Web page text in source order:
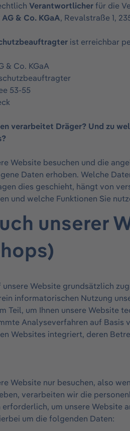
Verantwortlicher für die
& Co. KGaA, Revalstraße 1,
ist erreichbar
& Co. KGaA
53-55
verarbeitet Dräger? Und zu
Website besuchen und die
Daten erhoben. Welche
dies geschieht, hängt von
und welche Funktionen Sie
unserer
unsere Website grundsätzlich
informatorischen Nutzung
Teil, um Ihnen unsere Website
Analyseverfahren auf Basis
Websites integriert, deren
Website nur besuchen, also
verarbeiten wir die
um unsere Website
um die folgenden Daten: